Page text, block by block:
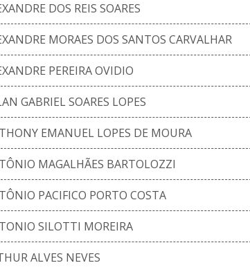
DOS REIS SOARES
MORAES DOS SANTOS CARVALHAR
PEREIRA OVIDIO
GABRIEL SOARES LOPES
EMANUEL LOPES DE MOURA
MAGALHÃES BARTOLOZZI
PACIFICO PORTO COSTA
SILOTTI MOREIRA
ALVES NEVES